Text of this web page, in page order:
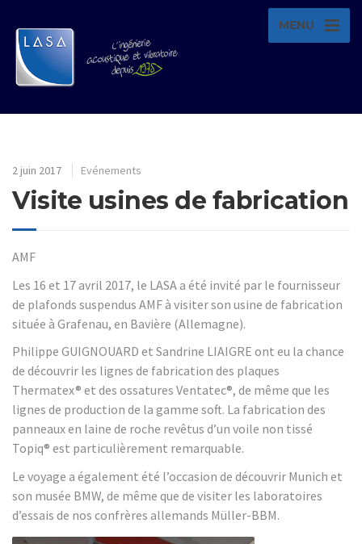
MENU
2 juin 2017 Evénements
Visite usines de fabrication
AMF
Les 16 et 17 avril 2017, le LASA a été invité par le fournisseur
de plafonds suspendus AMF à visiter son usine de fabrication
située à Grafenau, en Bavière (Allemagne).
Philippe GUIGNOUARD et Sandrine LIAIGRE ont eu la chance
de découvrir les lignes de fabrication des plaques
Thermatex® et des ossatures Ventatec®, de même que les
lignes de production de la gamme soft. La fabrication des
panneaux en laine de roche revêtus d’un voile non tissé
Topiq® est particulièrement remarquable.
Le voyage a également été l’occasion de découvrir Munich et
son musée BMW, de même que de visiter les laboratoires
d’essais de nos confrères allemands Müller-BBM.